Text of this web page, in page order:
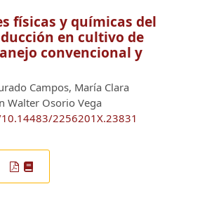
físicas y químicas del
en cultivo de
convencional y
Campos, María Clara
Walter Osorio Vega
2256201X.23831